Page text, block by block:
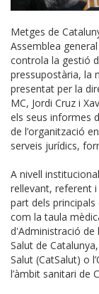
Metges de
Assemblea
controla la gestió
pressupostària, la
presentat per la
MC, Jordi Cruz i
els seus informes
de l’organització
serveis jurídics,
A nivell
rellevant, referent
part dels
com la taula
d'Administració de
Salut de
Salut (CatSalut) o
l’àmbit sanitari de